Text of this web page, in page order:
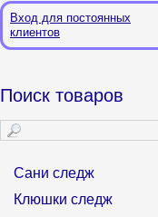
Вход для постоянных
клиентов
Поиск товаров
Сани следж
Клюшки следж